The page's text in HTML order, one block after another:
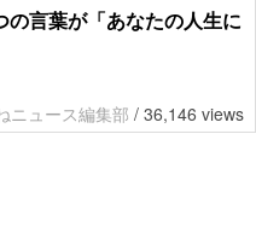
の言葉が「あなたの人生に
ニュース編集部 / 36,146 views